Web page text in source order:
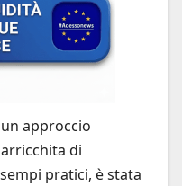
approccio
di
pratici, è stata